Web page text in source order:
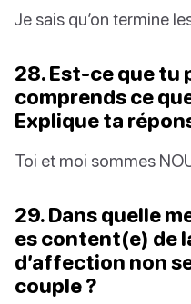
Je sais qu’on termine
28. Est-ce que tu
comprends ce
Explique ta
Toi et moi sommes
29. Dans quelle
es content(e) de
d’affection non
couple ?